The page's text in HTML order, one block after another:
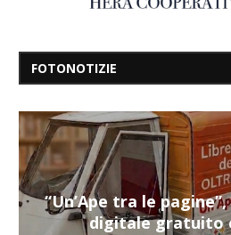
FOTONOTIZIE
Nuovi servizi per i più